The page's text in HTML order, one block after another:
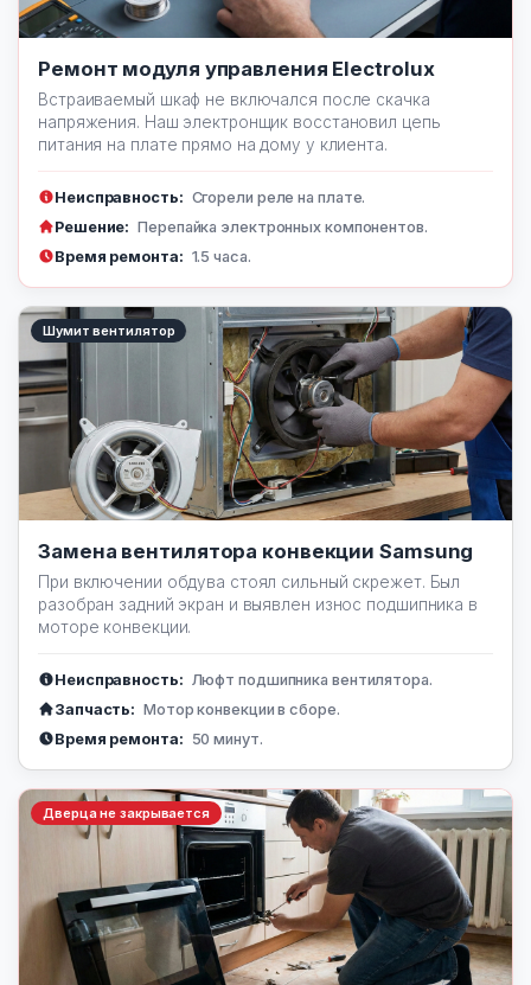
Ремонт модуля управления Electrolux
Встраиваемый шкаф не включался после скачка
напряжения. Наш электронщик восстановил цепь
питания на плате прямо на дому у клиента.
Неисправность: Сгорели реле на плате.
Решение: Перепайка электронных компонентов.
Время ремонта: 1.5 часа.
Шумит вентилятор
Замена вентилятора конвекции Samsung
При включении обдува стоял сильный скрежет. Был
разобран задний экран и выявлен износ подшипника в
моторе конвекции.
Неисправность: Люфт подшипника вентилятора.
Запчасть: Мотор конвекции в сборе.
Время ремонта: 50 минут.
Дверца не закрывается